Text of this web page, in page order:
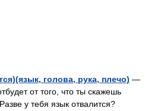
голова, рука, плечо) —
от того, что ты скажешь
у тебя язык отвалится?